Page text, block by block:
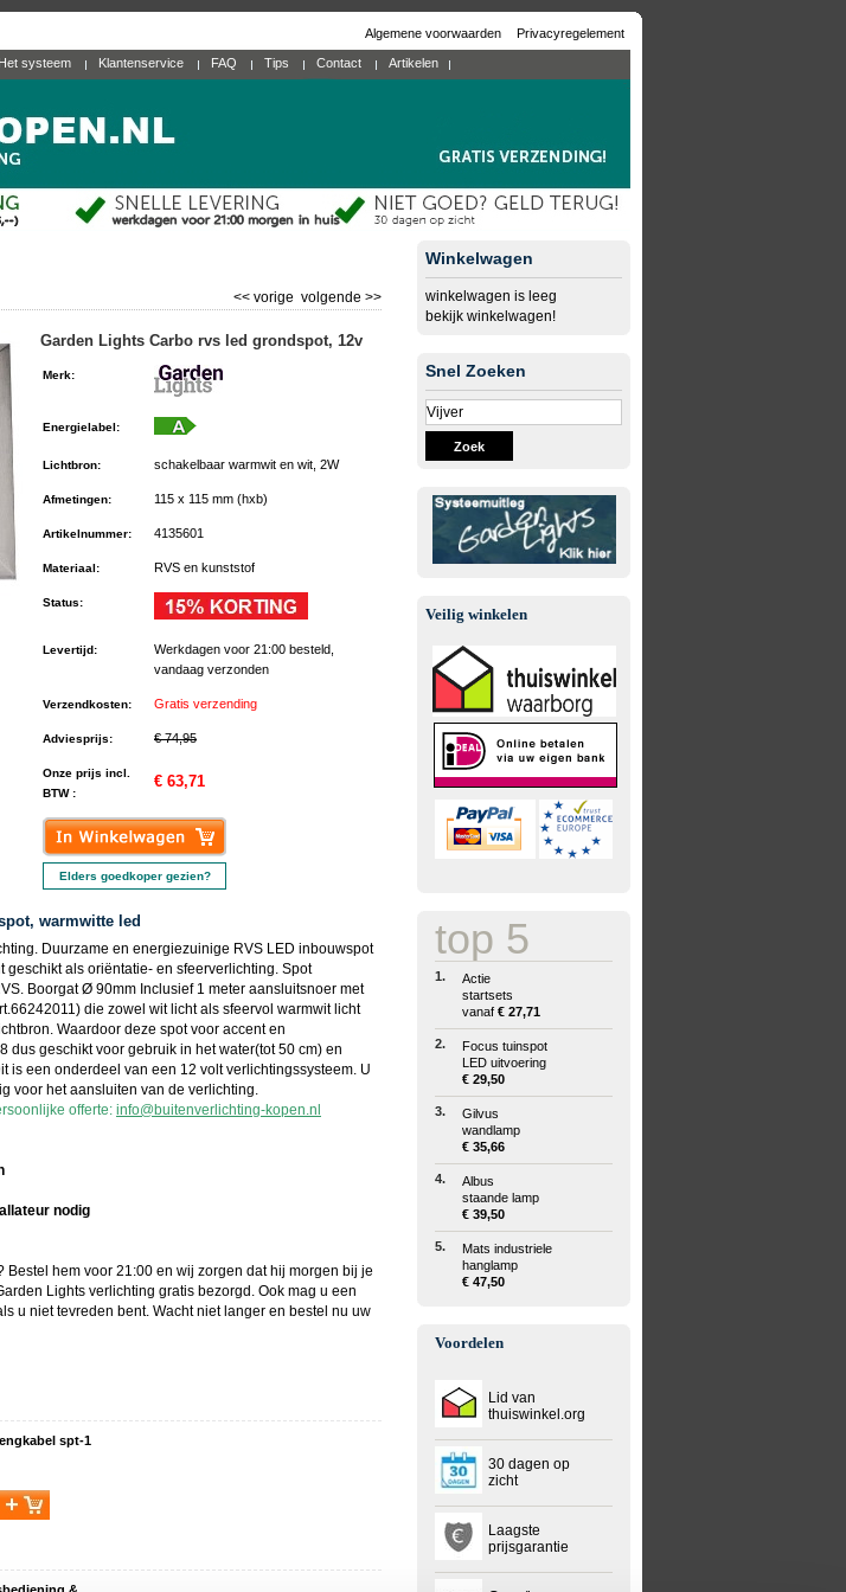
Algemene voorwaarden Privacyregelement
Het systeem Klantenservice FAQ Tips Contact Artikelen
volgende >>
<< vorige
Garden Lights Carbo rvs led grondspot, 12v
Merk:
Energielabel:
Lichtbron: schakelbaar warmwit en wit, 2W
Afmetingen: 115 x 115 mm (hxb)
Artikelnummer: 4135601
Materiaal: RVS en kunststof
Status:
Levertijd:
Werkdagen voor 21:00 besteld,
vandaag verzonden
Verzendkosten: Gratis verzending
Adviesprijs: € 74,95
Onze prijs incl.
BTW :
€ 63,71
Elders goedkoper gezien?
warmwitte led
Duurzame en energiezuinige RVS LED inbouwspot
geschikt als oriëntatie- en sfeerverlichting. Spot
Boorgat Ø 90mm Inclusief 1 meter aansluitsnoer met
die zowel wit licht als sfeervol warmwit licht
Waardoor deze spot voor accent en
dus geschikt voor gebruik in het water(tot 50 cm) en
is een onderdeel van een 12 volt verlichtingssysteem. U
voor het aansluiten van de verlichting.
offerte: info@buitenverlichting-kopen.nl
nodig
Bestel hem voor 21:00 en wij zorgen dat hij morgen bij je
Lights verlichting gratis bezorgd. Ook mag u een
u niet tevreden bent. Wacht niet langer en bestel nu uw
spt-1
Winkelwagen
winkelwagen is leeg
bekijk winkelwagen!
Snel Zoeken
Zoek
Veilig winkelen
top 5
1.
Actie
startsets
vanaf € 27,71
2.
Focus tuinspot
LED uitvoering
€ 29,50
3.
Gilvus
wandlamp
€ 35,66
4.
Albus
staande lamp
€ 39,50
5.
Mats industriele
hanglamp
€ 47,50
Voordelen
Lid van
thuiswinkel.org
30 dagen op
zicht
Laagste
prijsgarantie